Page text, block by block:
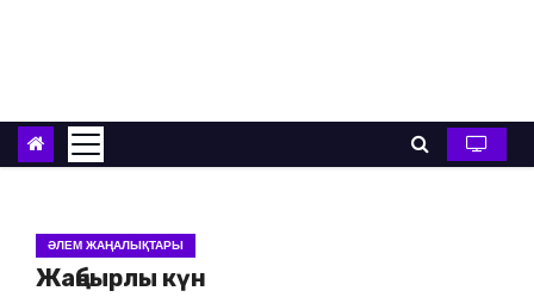
ӘЛЕМ ЖАҢАЛЫҚТАРЫ
Жаңбырлы күн